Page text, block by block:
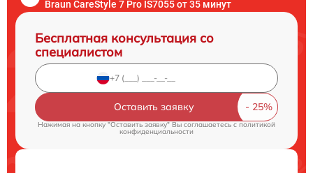
Braun CareStyle 7 Pro IS7055 от 35 минут
Бесплатная консультация со
специалистом
Оставить заявку
Нажимая на кнопку "Оставить заявку" Вы соглашаетесь cполитикой
конфиденциальности